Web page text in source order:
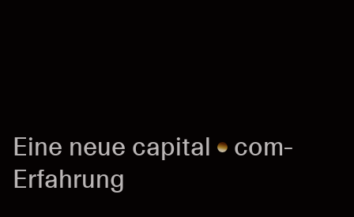
Eine neue capital com-
Erfahrung